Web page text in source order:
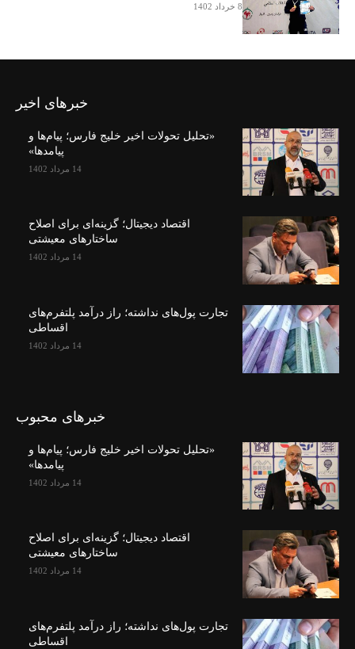
8 خرداد 1402
خبرهای اخیر
«تحلیل تحولات اخیر خلیج فارس؛ پیام‌ها و
پیامدها»
14 مرداد 1402
اقتصاد دیجیتال؛ گزینه‌ای برای اصلاح
ساختارهای معیشتی
14 مرداد 1402
تجارت پول‌های نداشته؛ راز درآمد پلتفرم‌های
اقساطی
14 مرداد 1402
خبرهای محبوب
«تحلیل تحولات اخیر خلیج فارس؛ پیام‌ها و
پیامدها»
14 مرداد 1402
اقتصاد دیجیتال؛ گزینه‌ای برای اصلاح
ساختارهای معیشتی
14 مرداد 1402
تجارت پول‌های نداشته؛ راز درآمد پلتفرم‌های
اقساطی